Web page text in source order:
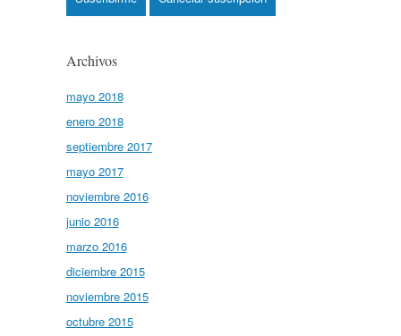
Archivos
mayo 2018
enero 2018
septiembre 2017
mayo 2017
noviembre 2016
junio 2016
marzo 2016
diciembre 2015
noviembre 2015
octubre 2015